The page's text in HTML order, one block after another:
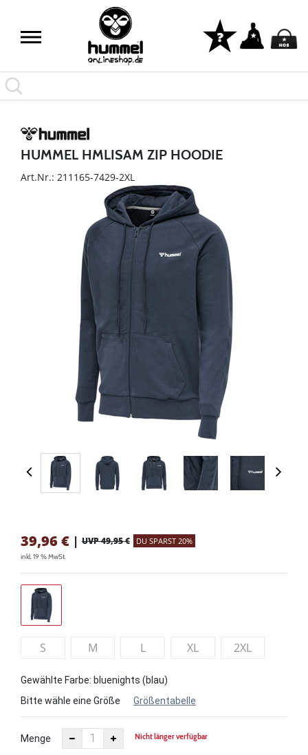
HUMMEL HMLISAM ZIP HOODIE
Art.Nr.: 211165-7429-2XL
39,96 € | UVP 49,95 € DU SPARST 20%
inkl. 19 % MwSt.
S M L XL 2XL
Gewählte Farbe: bluenights (blau)
Bitte wähle eine Größe
Größentabelle
Menge Nicht länger verfügbar